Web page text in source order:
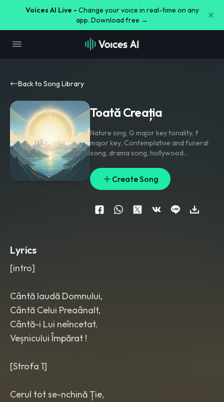
Voices AI Live - Change your voice in real-time on any
app. Download free →
Back to Song Library
Toată Creația
Nature sing, G major key tonality, f
major key, Contemplative and funeral
song, drama song, hollywood
drum
side drum
drum , acoustic drums, tambourines
hop, Crescento in tonality
in instrumental,Praise and worship.
Australian and american style drums
Create Song
Lyrics
[intro]
Cântă laudă Domnului,
Cântă Celui Preaânalt,
Cântă-i Lui neîncetat.
Veșnicului Împărat !
[Strofa 1]
Cerul tot se-nchină Ție,